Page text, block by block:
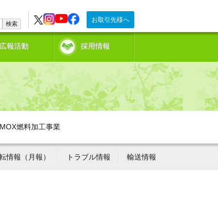
お取引先様へ
検索
広報活動 採用情報
MOX燃料加工事業
情報（月報） トラブル情報 輸送情報